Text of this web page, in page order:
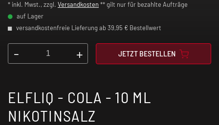
* inkl. Mwst., zzgl. Versandkosten ** gilt nur für bezahlte Aufträge
auf Lager
versandkostenfreie Lieferung ab 39,95 € Bestellwert
- + JETZT BESTELLEN
ELFLIQ - COLA - 10 ML
NIKOTINSALZ